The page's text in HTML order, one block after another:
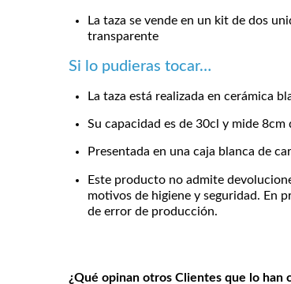
La taza se vende en un kit de dos
transparente
Si lo pudieras tocar…
La taza está realizada en cerámica
Su capacidad es de 30cl y mide
Presentada en una caja blanca de
Este producto no admite
motivos de higiene y seguridad. En
de error de producción.
¿Qué opinan otros Clientes que lo han